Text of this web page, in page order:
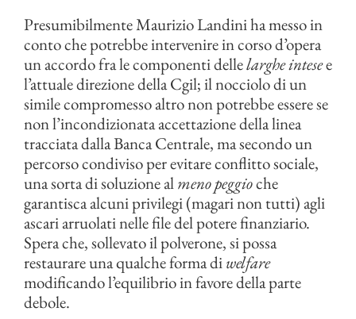
Presumibilmente Maurizio Landini ha messo in
conto che potrebbe intervenire in corso d’opera
un accordo fra le componenti dellelarghe intesee
l’attuale direzione della Cgil; il nocciolo di un
simile compromesso altro non potrebbe essere se
non l’incondizionata accettazione della linea
tracciata dalla Banca Centrale, ma secondo un
percorso condiviso per evitare conflitto sociale,
una sorta di soluzione almeno peggioche
garantisca alcuni privilegi (magari non tutti) agli
ascari arruolati nelle file del potere finanziario.
Spera che, sollevato il polverone, si possa
restaurare una qualche forma diwelfare
modificando l’equilibrio in favore della parte
debole.